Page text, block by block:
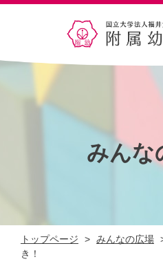
みんな
トップページ > みんなの広場
き！